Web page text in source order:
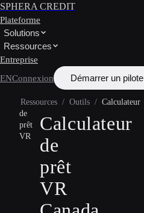
SPHERA CREDIT
Plateforme
Solutions
Ressources
Entreprise
ENConnexion Démarrer un pilote
Ressources / Outils / Calculateur
de
prêt
VR
Calculateur
de
prêt
VR